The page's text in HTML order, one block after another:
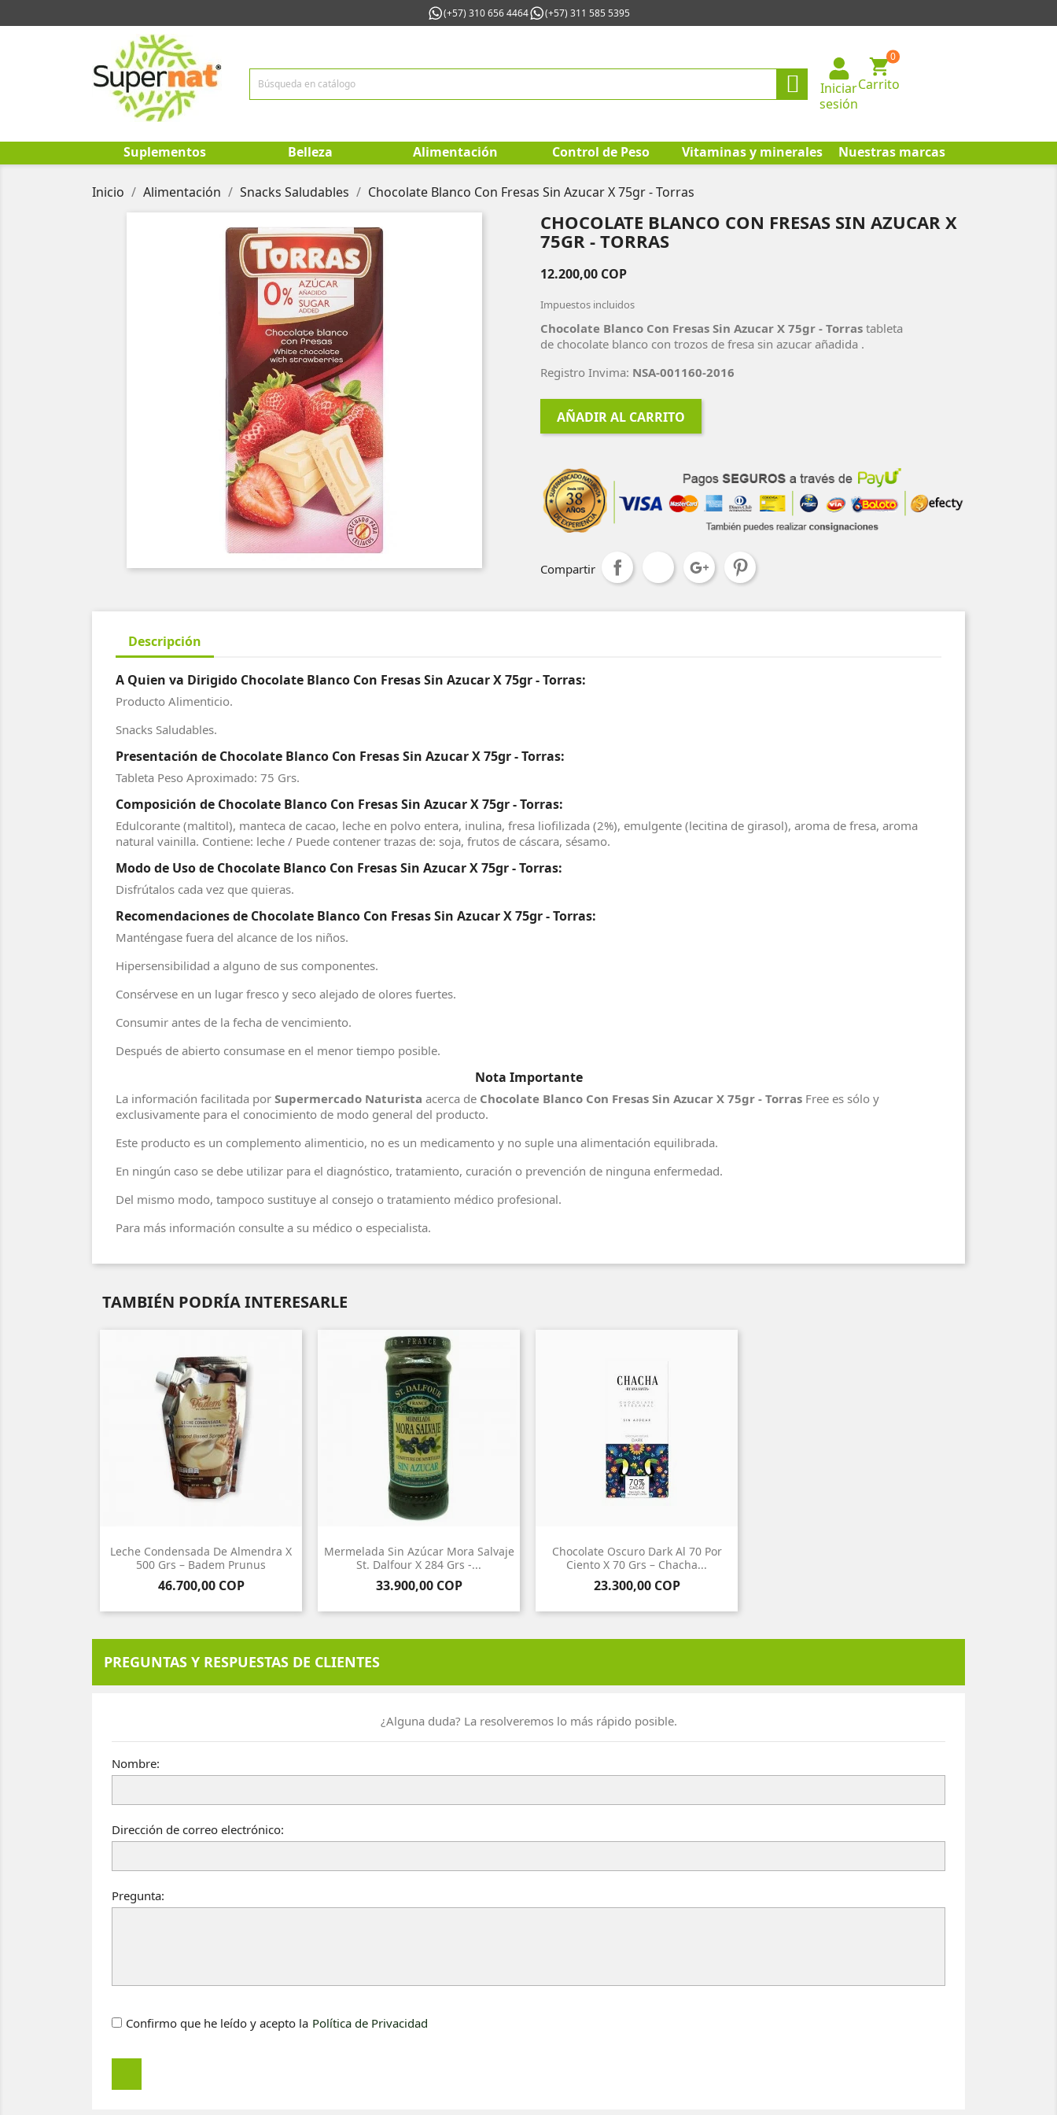
(+57) 310 656 4464 (+57) 311 585 5395

Iniciar
sesión
Carrito
0
Suplementos Belleza Alimentación Control de Peso Vitaminas y minerales Nuestras marcas
Inicio Alimentación Snacks Saludables Chocolate Blanco Con Fresas Sin Azucar X 75gr - Torras
CHOCOLATE BLANCO CON FRESAS SIN AZUCAR X
75GR - TORRAS
12.200,00 COP
Impuestos incluidos
Chocolate Blanco Con Fresas Sin Azucar X 75gr - Torras tableta
de chocolate blanco con trozos de fresa sin azucar añadida .
Registro Invima: NSA-001160-2016
AÑADIR AL CARRITO
Compartir
Descripción
A Quien va Dirigido Chocolate Blanco Con Fresas Sin Azucar X 75gr - Torras:
Producto Alimenticio.
Snacks Saludables.
Presentación de Chocolate Blanco Con Fresas Sin Azucar X 75gr - Torras:
Tableta Peso Aproximado: 75 Grs.
Composición de Chocolate Blanco Con Fresas Sin Azucar X 75gr - Torras:
Edulcorante (maltitol), manteca de cacao, leche en polvo entera, inulina, fresa liofilizada (2%), emulgente (lecitina de girasol), aroma de fresa, aroma
natural vainilla. Contiene: leche / Puede contener trazas de: soja, frutos de cáscara, sésamo.
Modo de Uso de Chocolate Blanco Con Fresas Sin Azucar X 75gr - Torras:
Disfrútalos cada vez que quieras.
Recomendaciones de Chocolate Blanco Con Fresas Sin Azucar X 75gr - Torras:
Manténgase fuera del alcance de los niños.
Hipersensibilidad a alguno de sus componentes.
Consérvese en un lugar fresco y seco alejado de olores fuertes.
Consumir antes de la fecha de vencimiento.
Después de abierto consumase en el menor tiempo posible.
Nota Importante
La información facilitada por Supermercado Naturista acerca de Chocolate Blanco Con Fresas Sin Azucar X 75gr - Torras Free es sólo y
exclusivamente para el conocimiento de modo general del producto.
Este producto es un complemento alimenticio, no es un medicamento y no suple una alimentación equilibrada.
En ningún caso se debe utilizar para el diagnóstico, tratamiento, curación o prevención de ninguna enfermedad.
Del mismo modo, tampoco sustituye al consejo o tratamiento médico profesional.
Para más información consulte a su médico o especialista.
TAMBIÉN PODRÍA INTERESARLE
Leche Condensada De Almendra X
500 Grs – Badem Prunus
Precio
46.700,00 COP
Mermelada Sin Azúcar Mora Salvaje
St. Dalfour X 284 Grs -...
Precio
33.900,00 COP
Chocolate Oscuro Dark Al 70 Por
Ciento X 70 Grs – Chacha...
Precio
23.300,00 COP
PREGUNTAS Y RESPUESTAS DE CLIENTES
¿Alguna duda? La resolveremos lo más rápido posible.
Nombre:
Dirección de correo electrónico:
Pregunta:
Confirmo que he leído y acepto la Política de Privacidad